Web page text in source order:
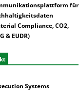
für
Compliance, CO2,
& EUDR)
Systems